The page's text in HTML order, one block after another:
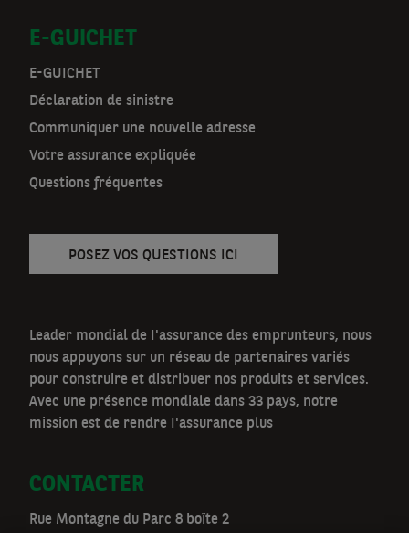
a
t
n
a
v
E-GUICHET
E-GUICHET
Déclaration de sinistre
Communiquer une nouvelle adresse
Votre assurance expliquée
Questions fréquentes
POSEZ VOS QUESTIONS ICI
Leader mondial de I'assurance des emprunteurs, nous
nous appuyons sur un réseau de partenaires variés
pour construire et distribuer nos produits et services.
Avec une présence mondiale dans 33 pays, notre
mission est de rendre I'assurance plus
CONTACTER
Rue Montagne du Parc 8 boîte 2